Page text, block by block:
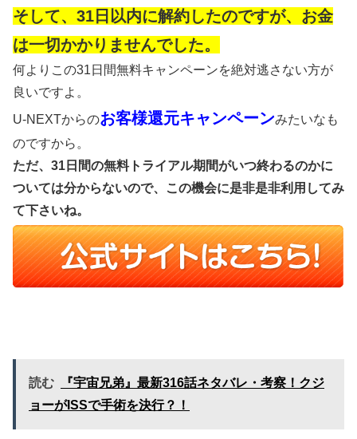
そして、31日以内に解約したのですが、お金
は一切かかりませんでした。
何よりこの31日間無料キャンペーンを絶対逃さない方が
良いですよ。
U-NEXTからのお客様還元キャンペーンみたいなも
のですから。
ただ、31日間の無料トライアル期間がいつ終わるのかに
ついては分からないので、この機会に是非是非利用してみ
て下さいね。
読む
『宇宙兄弟』最新316話ネタバレ・考察！クジ
ョーがISSで手術を決行？！